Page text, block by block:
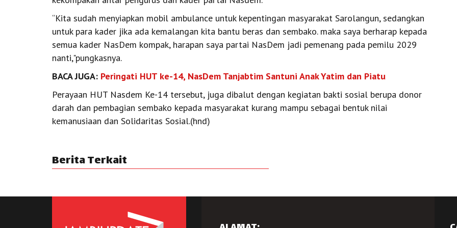
“Kita sudah menyiapkan mobil ambulance untuk kepentingan masyarakat Sarolangun, sedangkan
untuk para kader jika ada kemalangan kita bantu beras dan sembako. maka saya berharap kepada
semua kader NasDem kompak, harapan saya partai NasDem jadi pemenang pada pemilu 2029
nanti,"pungkasnya.
BACA JUGA: Peringati HUT ke-14, NasDem Tanjabtim Santuni Anak Yatim dan Piatu
Perayaan HUT Nasdem Ke-14 tersebut, juga dibalut dengan kegiatan bakti sosial berupa donor
darah dan pembagian sembako kepada masyarakat kurang mampu sebagai bentuk nilai
kemanusiaan dan Solidaritas Sosial.(hnd)
Berita Terkait